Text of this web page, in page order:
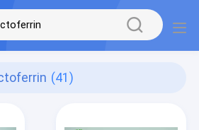
(41)